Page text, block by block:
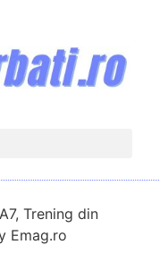
Trening din
Emag.ro